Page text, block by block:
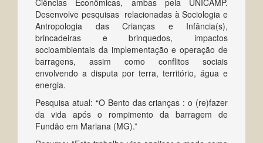
Desenvolve pesquisas relacionadas à Sociologia e
Antropologia das Crianças e Infância(s),
brincadeiras e brinquedos, impactos
socioambientais da implementação e operação de
barragens, assim como conflitos sociais
envolvendo a disputa por terra, território, água e
energia.
Pesquisa atual: “O Bento das crianças : o (re)fazer
da vida após o rompimento da barragem de
Fundão em Mariana (MG).”